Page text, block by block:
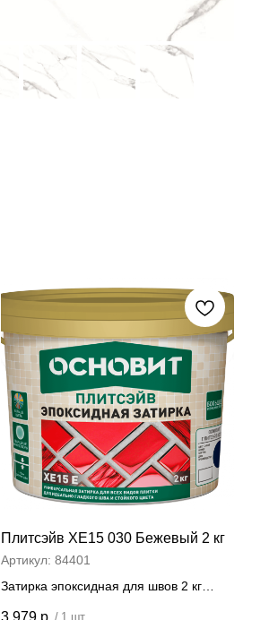
Плитсэйв ХЕ15 030 Бежевый 2 кг
Артикул: 84401
Затирка эпоксидная для швов 2 кг
Цена за штуку
/ 1 шт